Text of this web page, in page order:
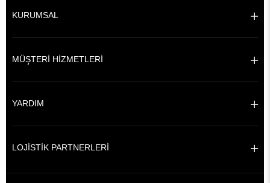
KURUMSAL
MÜŞTERİ HİZMETLERİ
YARDIM
LOJİSTİK PARTNERLERİ